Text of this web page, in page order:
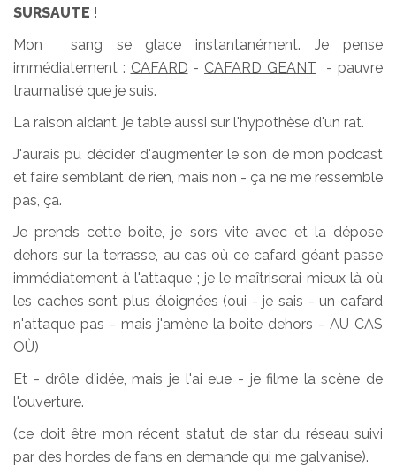
SURSAUTE !
Mon sang se glace instantanément. Je pense
immédiatement : CAFARD - CAFARD GEANT - pauvre
traumatisé que je suis.
La raison aidant, je table aussi sur l'hypothèse d'un rat.
J'aurais pu décider d'augmenter le son de mon podcast
et faire semblant de rien, mais non - ça ne me ressemble
pas, ça.
Je prends cette boite, je sors vite avec et la dépose
dehors sur la terrasse, au cas où ce cafard géant passe
immédiatement à l'attaque ; je le maîtriserai mieux là où
les caches sont plus éloignées (oui - je sais - un cafard
n'attaque pas - mais j'amène la boite dehors - AU CAS
OÙ)
Et - drôle d'idée, mais je l'ai eue - je filme la scène de
l'ouverture.
(ce doit être mon récent statut de star du réseau suivi
par des hordes de fans en demande qui me galvanise).